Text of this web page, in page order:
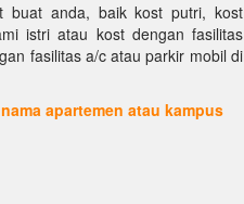
buat anda, baik kost putri, kost
istri atau kost dengan fasilitas
fasilitas a/c atau parkir mobil di
apartemen atau kampus